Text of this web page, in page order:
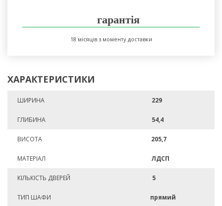
гарантія
18 місяців з моменту доставки
ХАРАКТЕРИСТИКИ
ШИРИНА 229
ГЛИБИНА 54,4
ВИСОТА 205,7
МАТЕРІАЛ ЛДСП
КІЛЬКІСТЬ ДВЕРЕЙ 5
ТИП ШАФИ прямий